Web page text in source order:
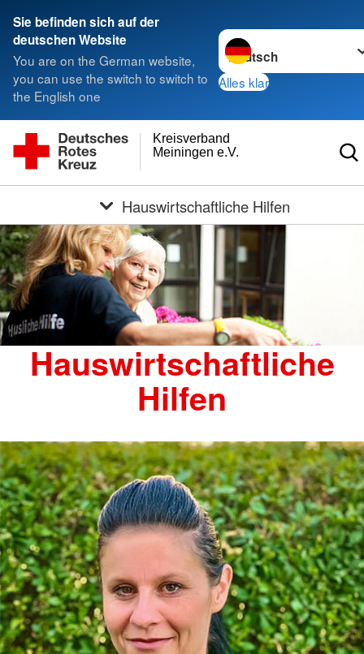
Sie befinden sich auf der
deutschen Website
You are on the German website,
you can use the switch to switch to
the English one
Sprache wechseln zu
Alles klar
Meiningen e.V.
Kreisverband
Hauswirtschaftliche Hilfen
Hauswirtschaftliche
Hilfen